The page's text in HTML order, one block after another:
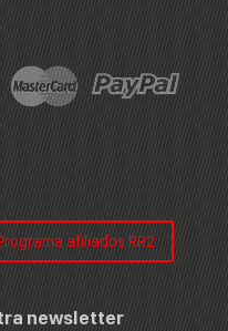
afiliados RR2
newsletter